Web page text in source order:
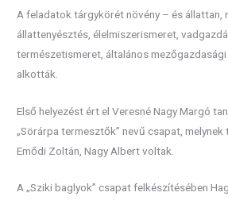
A feladatok tárgykörét növény – és állattan,
állattenyésztés, élelmiszerismeret,
természetismeret, általános
alkották.
Első helyezést ért el Veresné Nagy Margó
„Sörárpa termesztők” nevű csapat, melynek
Emődi Zoltán, Nagy Albert voltak.
A „Sziki baglyok” csapat felkészítésében